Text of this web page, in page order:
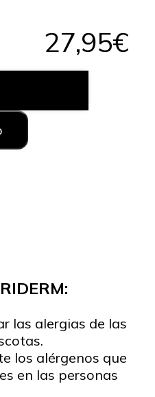
27,95€
las alergias de las
los alérgenos que
en las personas